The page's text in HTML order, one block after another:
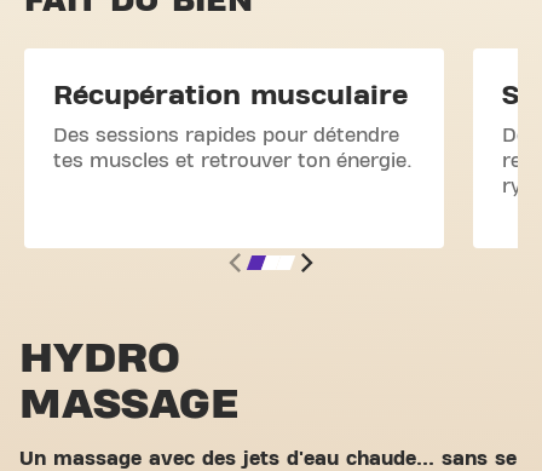
Récupération musculaire
Des sessions rapides pour détendre
tes muscles et retrouver ton énergie.
HYDRO
MASSAGE
Un massage avec des jets d'eau chaude... sans se